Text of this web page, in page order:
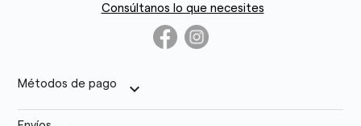
Consúltanos lo que necesites
Métodos de pago keyboard_arrow_down